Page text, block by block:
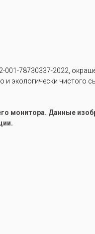
78730337-2022,
и экологически чистого
монитора. Данные